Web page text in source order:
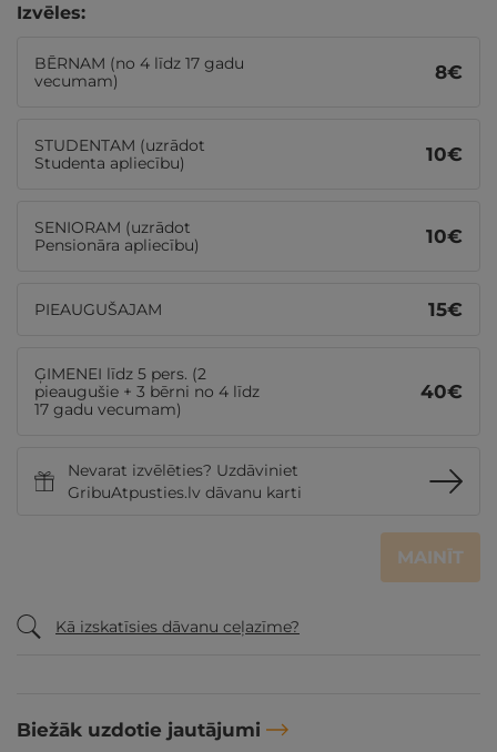
Izvēles:
BĒRNAM (no 4 līdz 17 gadu
vecumam)
8€
STUDENTAM (uzrādot
Studenta apliecību)
10€
SENIORAM (uzrādot
Pensionāra apliecību)
10€
PIEAUGUŠAJAM 15€
ĢIMENEI līdz 5 pers. (2
pieaugušie + 3 bērni no 4 līdz
17 gadu vecumam)
40€
Nevarat izvēlēties? Uzdāviniet
GribuAtpusties.lv dāvanu karti
MAINĪT
Kā izskatīsies dāvanu ceļazīme?
Biežāk uzdotie jautājumi